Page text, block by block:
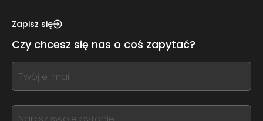
this,
this
form
field
blank
Zapisz się
Czy chcesz się nas o coś zapytać?
If
you
this,